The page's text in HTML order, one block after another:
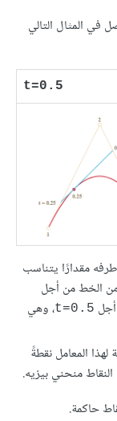
في المثال التالي
t=0.5
مقدارًا يتناسب
من الخط من أجل
t=0.5، وهي
لهذا المعامل نقطةً
منحني بيزيه.
حاكمة.